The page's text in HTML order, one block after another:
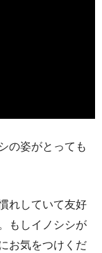
の姿がとっても
れしていて友好
もしイノシシが
お気をつけくだ